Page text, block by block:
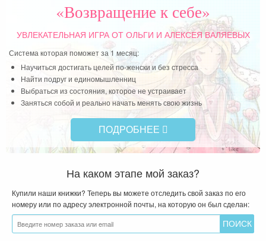
«Возвращение к себе»
УВЛЕКАТЕЛЬНАЯ ИГРАОТ ОЛЬГИ И АЛЕКСЕЯ ВАЛЯЕВЫХ
Система которая поможет за 1 месяц:
Научиться достигать целей по-женски и без стресса
Найти подруг и единомышленниц
Выбраться из состояния, которое не устраивает
Заняться собой и реально начать менять свою жизнь
ПОДРОБНЕЕ
На каком этапе мой заказ?
Купили наши книжки? Теперь вы можете отследить свой заказ по его
номеру или по адресу электронной почты, на которую он был сделан: